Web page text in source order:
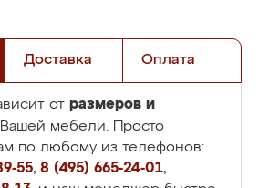
Доставка Оплата
от размеров и
Вашей мебели. Просто
по любому из телефонов:
55, 8 (495) 665-24-01,